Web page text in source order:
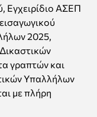
Εγχειρίδιο ΑΣΕΠ
2025,
γραπτών και
Υπαλλήλων
με πλήρη